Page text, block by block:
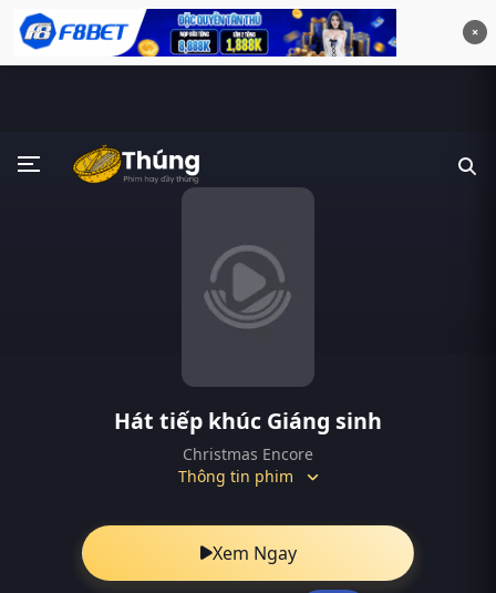
×
Hát tiếp khúc Giáng sinh
Christmas Encore
Thông tin phim
Xem Ngay